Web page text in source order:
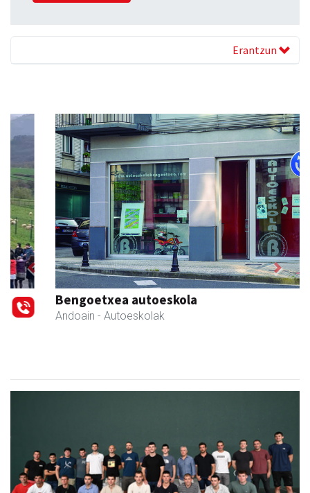
Erantzun
Bengoetxea autoeskola
Andoain - Autoeskolak
Previous Next